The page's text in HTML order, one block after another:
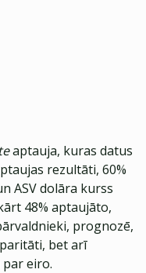
aptauja, kuras datus
rezultāti, 60%
ASV dolāra kurss
48% aptaujāto,
prognozē,
bet arī
par eiro.